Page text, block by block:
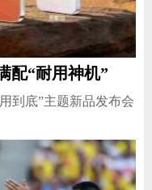
配“耐用神机”
到底”主题新品发布会